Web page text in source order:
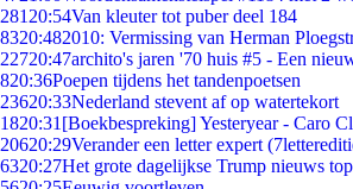
281 20:54Van kleuter tot puber deel 184
8320:482010: Vermissing van Herman
22720:47archito's jaren '70 huis #5 - Een
820:36Poepen tijdens het tandenpoetsen
23620:33Nederland stevent af op watertekort
1820:31 [Boekbespreking] Yesteryear - Caro
20620:29Verander een letter expert
6320:27Het grote dagelijkse Trump nieuws